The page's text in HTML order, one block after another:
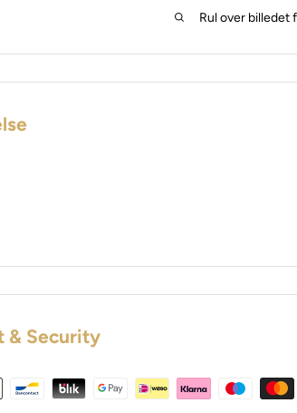
Rul over billedet
& Security